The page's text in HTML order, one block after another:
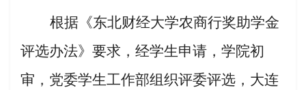
根据《东北财经大学农商行奖助学金
评选办法》要求，经学生申请，学院初
审，党委学生工作部组织评委评选，大连